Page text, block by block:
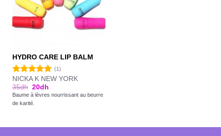
HYDRO CARE LIP BALM
Note5.00
sur 5
(1)
NICKA K NEW YORK
35dh 20dh
Baume à lèvres nourrissant au beurre
de karité.